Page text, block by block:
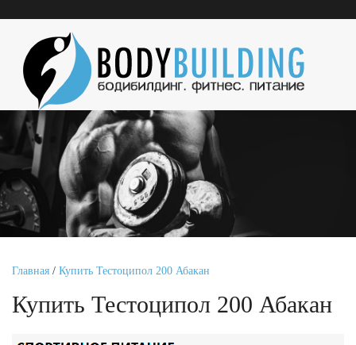
Главная / Купить Тестоципол 200 Абакан
Купить Тестоципол 200 Абакан